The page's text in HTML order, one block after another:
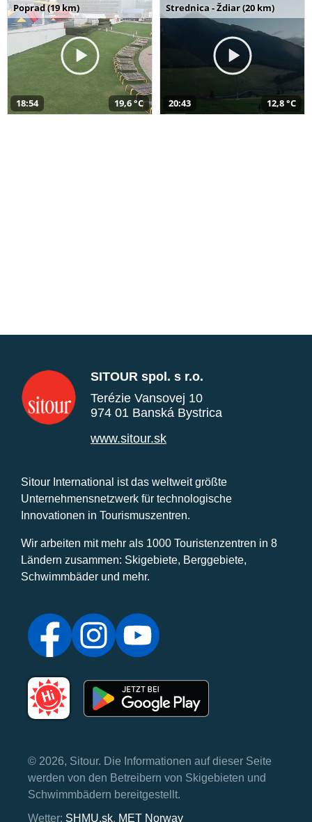
Poprad (19 km)
18:54 19,6 °C
Strednica - Ždiar (20 km)
20:43 12,8 °C
SITOUR spol. s r.o.
Terézie Vansovej 10
974 01 Banská Bystrica
www.sitour.sk
Sitour International ist das weltweit größte
Unternehmensnetzwerk für technologische
Innovationen in Tourismuszentren.
Wir arbeiten mit mehr als 1000 Touristenzentren in 8
Ländern zusammen: Skigebiete, Berggebiete,
Schwimmbäder und mehr.
© 2026, Sitour. Die Informationen auf dieser Seite
werden von den Betreibern von Skigebieten und
Schwimmbädern bereitgestellt.
Wetter: SHMU.sk, MET Norway